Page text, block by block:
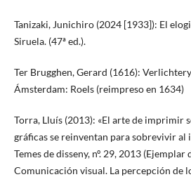
Tanizaki, Junichiro (2024 [1933]): El
Siruela. (47ª ed.).
Ter Brugghen, Gerard (1616):
Ámsterdam: Roels (reimpreso en 1634)
Torra, Lluís (2013): «El arte de imprimir
gráficas se reinventan para sobrevivir al
Temes de disseny, nº. 29, 2013 (Ejemplar
Comunicación visual. La percepción de